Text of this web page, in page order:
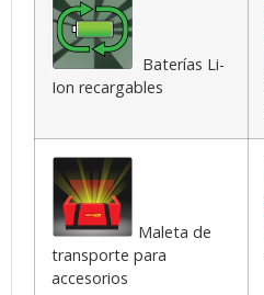
Baterías Li-
Ion recargables
Maleta de
transporte para
accesorios